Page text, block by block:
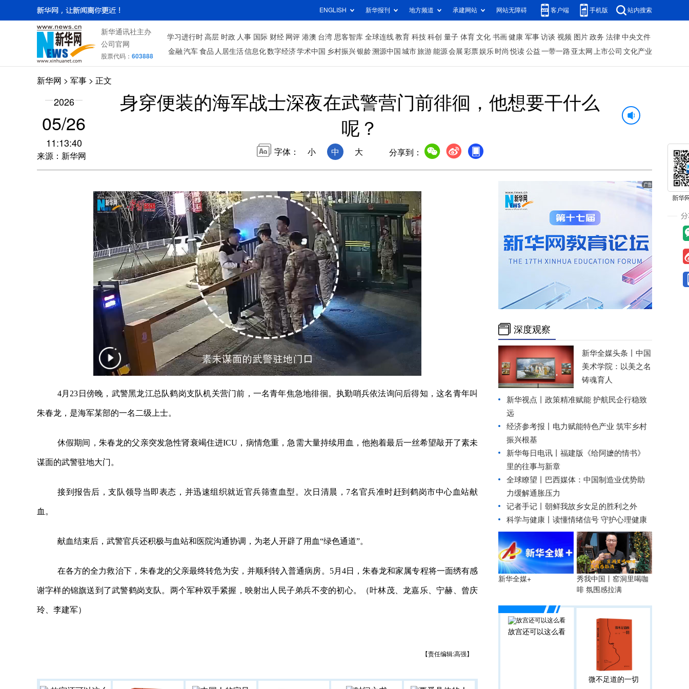
ENGLISH 新华报刊 地方频道 承建网站 网站无障碍 客户端 手机版 站内搜索
新华通讯社主办
公司官网
股票代码： 603888
学习进行时 高层 时政 人事 国际 财经 网评 港澳 台湾 思客智库 全球连线 教育 科技 科创 量子 体育 文化 书画 健康 军事 访谈 视频 图片 政务 法律 中央文件
金融 汽车 食品 人居生活信息化数字经济学术中国 乡村振兴银龄溯源中国 城市旅游 能源 会展 彩票娱乐 时尚 悦读 公益 一带一路 亚太网 上市公司 文化产业
新华网 > 军事 > 正文
2026
05/26
11:13:40
来源：新华网
身穿便装的海军战士深夜在武警营门前徘徊，他想要干什么
呢？
字体： 小 中 大 分享到：
4月23日傍晚，武警黑龙江总队鹤岗支队机关营门前，一名青年焦急地徘徊。执勤哨兵依法询问后得知，这名青年叫
朱春龙，是海军某部的一名二级上士。
休假期间，朱春龙的父亲突发急性肾衰竭住进ICU，病情危重，急需大量持续用血，他抱着最后一丝希望敲开了素未
谋面的武警驻地大门。
接到报告后，支队领导当即表态，并迅速组织就近官兵筛查血型。次日清晨，7名官兵准时赶到鹤岗市中心血站献
血。
献血结束后，武警官兵还积极与血站和医院沟通协调，为老人开辟了用血“绿色通道”。
在各方的全力救治下，朱春龙的父亲最终转危为安，并顺利转入普通病房。5月4日，朱春龙和家属专程将一面绣有感
谢字样的锦旗送到了武警鹤岗支队。两个军种双手紧握，映射出人民子弟兵不变的初心。 （叶林茂、龙嘉乐、宁赫、曾庆
玲、李建军）
【责任编辑:高强】
深度观察
新华全媒头条丨 中国
美术学院：以美之名
铸魂育人
新华视点丨 政策精准赋能 护航民企行稳致
远
经济参考报丨 电力赋能特色产业 筑牢乡村
振兴根基
新华每日电讯丨 福建版《给阿嬷的情书》
里的往事与新章
全球瞭望丨巴西媒体：中国制造业优势助
力缓解通胀压力
记者手记丨朝鲜我故乡女足的胜利之外
科学与健康丨读懂情绪信号 守护心理健康
新华全媒+
秀我中国丨窑洞里喝咖
啡 氛围感拉满
故宫还可以这么看
微不足道的一切